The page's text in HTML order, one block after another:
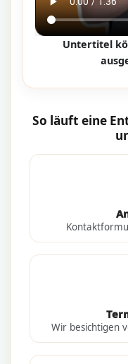
Untertitel
So läuft eine
Wir besichtigen